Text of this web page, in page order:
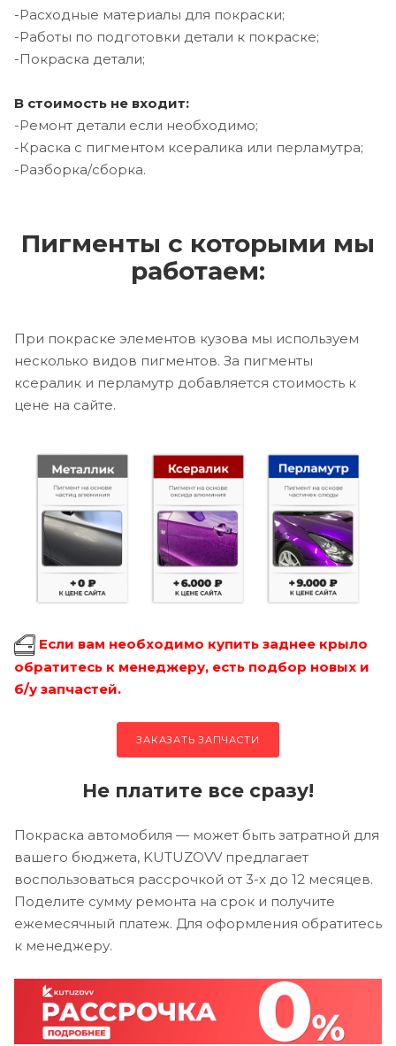
-Расходные материалы для покраски;
-Работы по подготовки детали к покраске;
-Покраска детали;
В стоимость не входит:
-Ремонт детали если необходимо;
-Краска с пигментом ксералика или перламутра;
-Разборка/сборка.
Пигменты с которыми мы
работаем:
При покраске элементов кузова мы используем
несколько видов пигментов. За пигменты
ксералик и перламутр добавляется стоимость к
цене на сайте.
Если вам необходимо купить заднее крыло
обратитесь к менеджеру, есть подбор новых и
б/у запчастей.
ЗАКАЗАТЬ ЗАПЧАСТИ
Не платите все сразу!
Покраска автомобиля — может быть затратной для
вашего бюджета, KUTUZOVV предлагает
воспользоваться рассрочкой от 3-х до 12 месяцев.
Поделите сумму ремонта на срок и получите
ежемесячный платеж. Для оформления обратитесь
к менеджеру.